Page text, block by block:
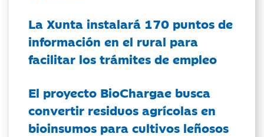
La Xunta instalará 170 puntos de
información en el rural para
facilitar los trámites de empleo
El proyecto BioChargae busca
convertir residuos agrícolas en
bioinsumos para cultivos leñosos